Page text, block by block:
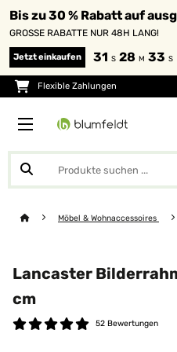
Bis zu 30 % Rabatt auf
GROSSE RABATTE NUR 48H LANG!
Jetzt einkaufen 31 S 28 M 33 S
Flexible Zahlungen
Möbel & Wohnaccessoires
Lancaster
cm
52 Bewertungen